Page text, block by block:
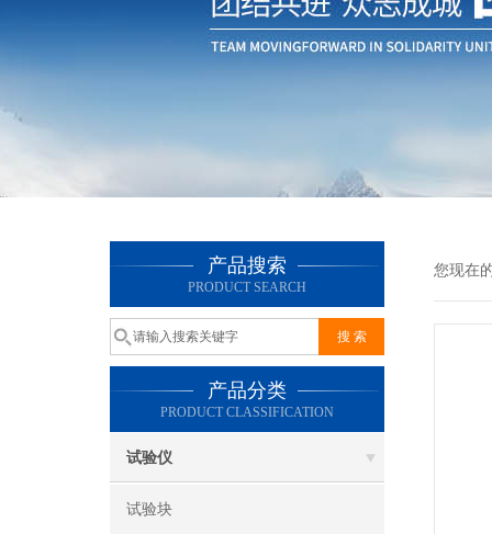
产品搜索
PRODUCT SEARCH
产品分类
PRODUCT CLASSIFICATION
试验仪
试验块
您现在